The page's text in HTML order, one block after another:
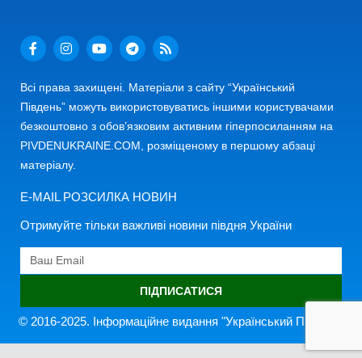
Всі права захищені. Матеріали з сайту “Український
Південь” можуть використовуватись іншими користувачами
безкоштовно з обов’язковим активним гіперпосиланням на
PIVDENUKRAINE.COM, розміщеному в першому абзаці
матеріалу.
E-MAIL РОЗСИЛКА НОВИН
Отримуйте тільки важливі новини півдня України
ПІДПИСАТИСЯ
© 2016-2025. Інформаційне видання "Український Південь"